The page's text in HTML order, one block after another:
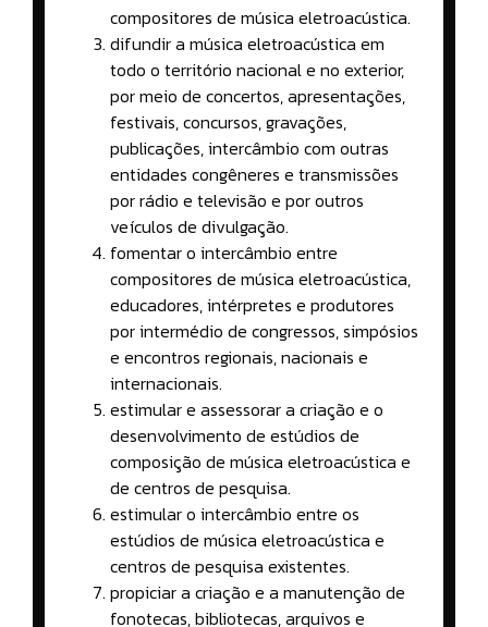
compositores de música eletroacústica.
difundir a música eletroacústica em
todo o território nacional e no exterior,
por meio de concertos, apresentações,
festivais, concursos, gravações,
publicações, intercâmbio com outras
entidades congêneres e transmissões
por rádio e televisão e por outros
veículos de divulgação.
fomentar o intercâmbio entre
compositores de música eletroacústica,
educadores, intérpretes e produtores
por intermédio de congressos, simpósios
e encontros regionais, nacionais e
internacionais.
estimular e assessorar a criação e o
desenvolvimento de estúdios de
composição de música eletroacústica e
de centros de pesquisa.
estimular o intercâmbio entre os
estúdios de música eletroacústica e
centros de pesquisa existentes.
propiciar a criação e a manutenção de
fonotecas, bibliotecas, arquivos e